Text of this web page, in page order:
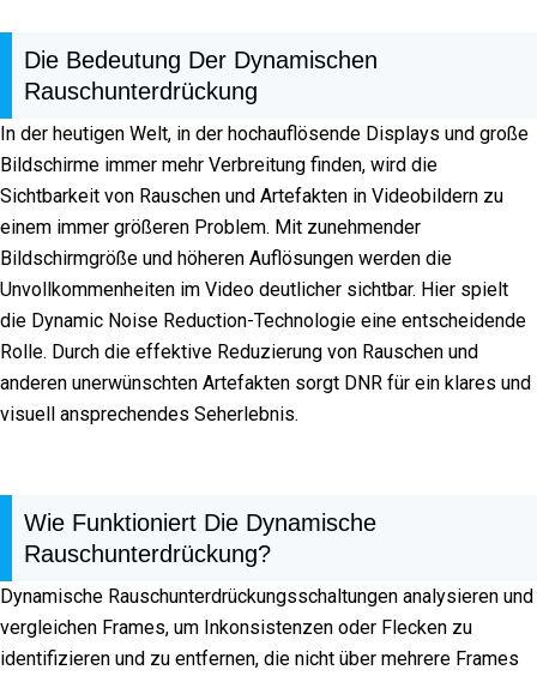
Die Bedeutung Der Dynamischen
Rauschunterdrückung
In der heutigen Welt, in der hochauflösende Displays und große
Bildschirme immer mehr Verbreitung finden, wird die
Sichtbarkeit von Rauschen und Artefakten in Videobildern zu
einem immer größeren Problem. Mit zunehmender
Bildschirmgröße und höheren Auflösungen werden die
Unvollkommenheiten im Video deutlicher sichtbar. Hier spielt
die Dynamic Noise Reduction-Technologie eine entscheidende
Rolle. Durch die effektive Reduzierung von Rauschen und
anderen unerwünschten Artefakten sorgt DNR für ein klares und
visuell ansprechendes Seherlebnis.
Wie Funktioniert Die Dynamische
Rauschunterdrückung?
Dynamische Rauschunterdrückungsschaltungen analysieren und
vergleichen Frames, um Inkonsistenzen oder Flecken zu
identifizieren und zu entfernen, die nicht über mehrere Frames